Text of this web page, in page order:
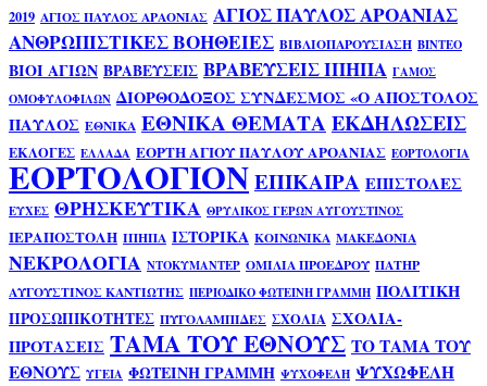
2019 ΑΓΙΟΣ ΠΑΥΛΟΣ ΑΡΑΟΝΙΑΣ ΑΓΙΟΣ ΠΑΥΛΟΣ ΑΡΟΑΝΙΑΣ
ΑΝΘΡΩΠΙΣΤΙΚΕΣ ΒΟΗΘΕΙΕΣ ΒΙΒΛΙΟΠΑΡΟΥΣΙΑΣΗ ΒΙΝΤΕΟ
ΒΙΟΙ ΑΓΙΩΝ ΒΡΑΒΕΥΣΕΙΣ ΒΡΑΒΕΥΣΕΙΣ ΙΠΗΠΑ ΓΑΜΟΣ
ΟΜΟΦΥΛΟΦΙΛΩΝ ΔΙΟΡΘΟΔΟΞΟΣ ΣΥΝΔΕΣΜΟΣ «Ο ΑΠΟΣΤΟΛΟΣ
ΠΑΥΛΟΣ ΕΘΝΙΚΑ ΕΘΝΙΚΑ ΘΕΜΑΤΑΕΚΔΗΛΩΣΕΙΣ
ΕΚΛΟΓΕΣ ΕΛΛΑΔΑ ΕΟΡΤΗ ΑΓΙΟΥ ΠΑΥΛΟΥ ΑΡΟΑΝΙΑΣ ΕΟΡΤΟΛΟΓΙΑ
ΕΟΡΤΟΛΟΓΙΟΝΕΠΙΚΑΙΡΑ ΕΠΙΣΤΟΛΕΣ
ΕΥΧΕΣ ΘΡΗΣΚΕΥΤΙΚΑ ΘΡΥΛΙΚΟΣ ΓΕΡΩΝ ΑΥΓΟΥΣΤΙΝΟΣ
ΙΕΡΑΠΟΣΤΟΛΗ ΙΠΗΠΑ ΙΣΤΟΡΙΚΑ ΚΟΙΝΩΝΙΚΑ ΜΑΚΕΔΟΝΙΑ
ΝΕΚΡΟΛΟΓΙΑ ΝΤΟΚΥΜΑΝΤΕΡ ΟΜΙΛΙΑ ΠΡΟΕΔΡΟΥ ΠΑΤΗΡ
ΑΥΓΟΥΣΤΙΝΟΣ ΚΑΝΤΙΩΤΗΣ ΠΕΡΙΟΔΙΚΟ ΦΩΤΕΙΝΗ ΓΡΑΜΜΗ ΠΟΛΙΤΙΚΗ
ΠΡΟΣΩΠΙΚΟΤΗΤΕΣ ΠΥΓΟΛΑΜΠΙΔΕΣ ΣΧΟΛΙΑ ΣΧΟΛΙΑ-
ΠΡΟΤΑΣΕΙΣ ΤΑΜΑ ΤΟΥ ΕΘΝΟΥΣ ΤΟ ΤΑΜΑ ΤΟΥ
ΕΘΝΟΥΣ ΥΓΕΙΑ ΦΩΤΕΙΝΗ ΓΡΑΜΜΗ ΨΥΧΟΦΕΛΗ ΨΥΧΩΦΕΛΗ